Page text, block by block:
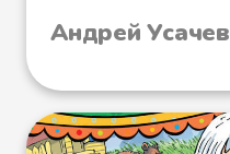
Андрей Усачев